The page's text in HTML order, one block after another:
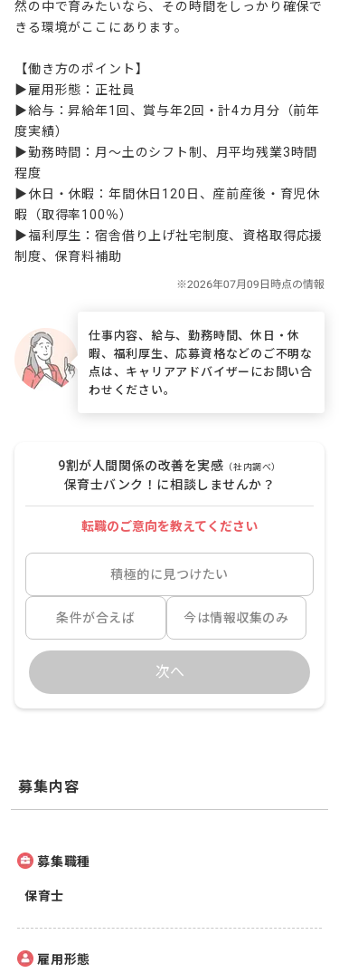
然の中で育みたいなら、その時間をしっかり確保で
きる環境がここにあります。
【働き方のポイント】
▶雇用形態：正社員
▶給与：昇給年1回、賞与年2回・計4カ月分（前年
度実績）
▶勤務時間：月～土のシフト制、月平均残業3時間
程度
▶休日・休暇：年間休日120日、産前産後・育児休
暇（取得率100％）
▶福利厚生：宿舎借り上げ社宅制度、資格取得応援
制度、保育料補助
仕事内容、給与、勤務時間、休日・休
暇、福利厚生、応募資格などのご不明な
点は、キャリアアドバイザーにお問い合
わせください。
9割が人間関係の改善を実感 （社内調べ）
保育士バンク！に相談しませんか？
転職のご意向を教えてください
積極的に見つけたい
条件が合えば 今は情報収集のみ
次へ
募集内容
募集職種
保育士
雇用形態